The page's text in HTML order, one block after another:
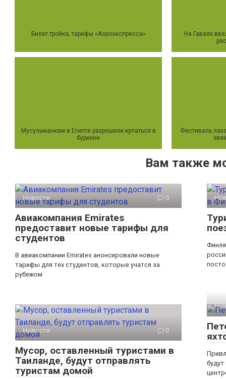
Билет тройка, тарифы «Аэроэкспресса»
На Гаваях
Мусульманкам в Египте разрешили купаться в
буркини
Фестиваль
Вам также
Новости 0
Авиакомпания Emirates
предоставит новые тарифы для
студентов
В авиакомпании Emirates анонсировали новые
тарифы для тех студентов, которые учатся за
рубежом
Новости 0
Мусор, оставленный туристами в
Таиланде, будут отправлять
туристам домой